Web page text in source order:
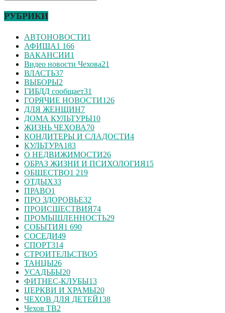
РУБРИКИ
АВТОНОВОСТИ1
АФИША1 166
ВАКАНСИИ1
Видео новости Чехова21
ВЛАСТЬ37
ВЫБОРЫ2
ГИБДД сообщает31
ГОРЯЧИЕ НОВОСТИ126
ДЛЯ ЖЕНЩИН7
ДОМА КУЛЬТУРЫ10
ЖИЗНЬ ЧЕХОВА70
КОНДИТЕРЫ И СЛАДОСТИ4
КУЛЬТУРА183
О НЕДВИЖИМОСТИ26
ОБРАЗ ЖИЗНИ И ПСИХОЛОГИЯ15
ОБЩЕСТВО1 219
ОТДЫХ33
ПРАВО1
ПРО ЗДОРОВЬЕ32
ПРОИСШЕСТВИЯ74
ПРОМЫШЛЕННОСТЬ29
СОБЫТИЯ1 690
СОСЕДИ49
СПОРТ314
СТРОИТЕЛЬСТВО5
ТАНЦЫ26
УСАДЬБЫ20
ФИТНЕС-КЛУБЫ13
ЦЕРКВИ И ХРАМЫ20
ЧЕХОВ ДЛЯ ДЕТЕЙ138
Чехов ТВ2